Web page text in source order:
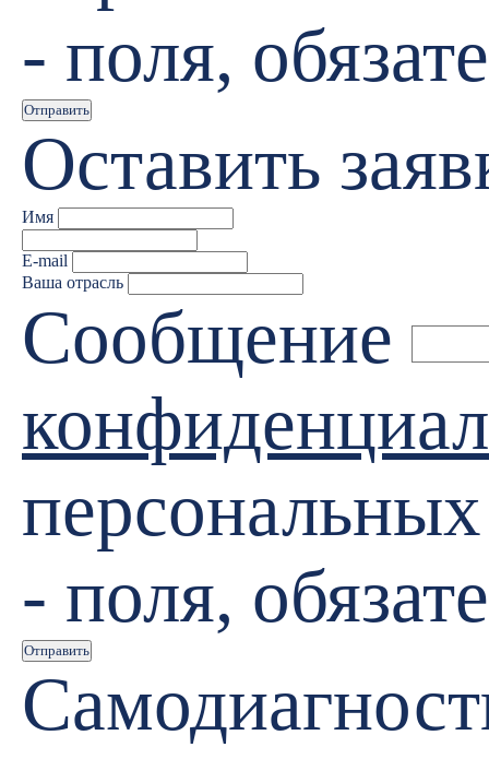
- поля,
Отправить
Оставить
Имя
E-mail
Ваша отрасль
Сообщение
- поля,
Отправить